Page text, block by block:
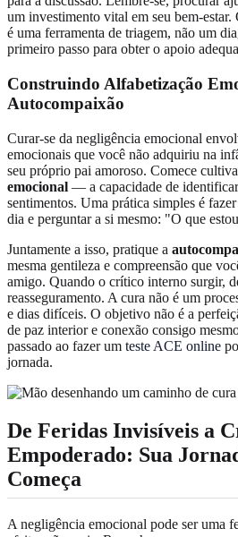
um investimento vital em seu bem-estar.
é uma ferramenta de triagem, não um
primeiro passo para obter o apoio
Construindo Alfabetização
Autocompaixão
Curar-se da negligência emocional
emocionais que você não adquiriu na
seu próprio pai amoroso. Comece
emocional — a capacidade de
sentimentos. Uma prática simples é
dia e perguntar a si mesmo: "O que
Juntamente a isso, pratique a
mesma gentileza e compreensão que
amigo. Quando o crítico interno surgir,
reasseguramento. A cura não é um
e dias difíceis. O objetivo não é a
de paz interior e conexão consigo
passado ao fazer um teste ACE online
jornada.
De Feridas Invisíveis a
Empoderado: Sua
Começa
A negligência emocional pode ser uma